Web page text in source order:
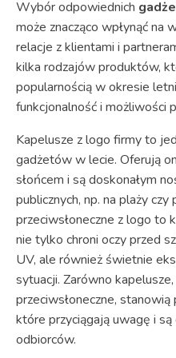
Wybór odpowiednich
może znacząco wpłynąć na
relacje z klientami i
kilka rodzajów produktów,
popularnością w okresie
funkcjonalność i możliwości
Kapelusze z logo firmy to
gadżetów w lecie. Oferują
słońcem i są doskonałym
publicznych, np. na plaży
przeciwsłoneczne z logo to
nie tylko chroni oczy przed
UV, ale również świetnie
sytuacji. Zarówno
przeciwsłoneczne,
które przyciągają uwagę i
odbiorców.